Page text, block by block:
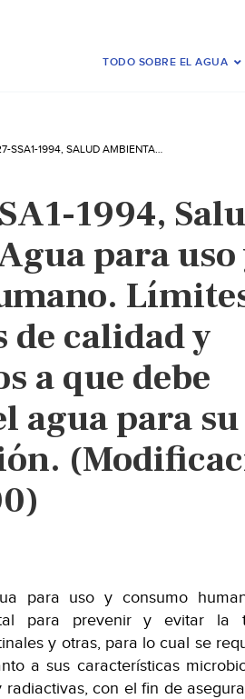
TODO SOBRE EL AGUA
NOM-127-SSA1-1994, SALUD AMBIENTAL. AGUA PARA USO Y CONSUMO HUMANO. LÍMITES PERMISIBLES DE CALIDAD Y TRATAMIENTOS A QUE DEBE SOMETERSE EL AGUA PARA SU POTABILIZACIÓN. (MODIFICACIÓN DEL AÑO 2000)
1994,
para uso
calidad y
a que debe
agua para su
para uso y consumo
para prevenir y evitar la
y otras, para lo cual se
a sus características
con el fin de